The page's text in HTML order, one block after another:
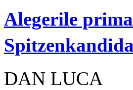
Alegerile
DAN LUCA